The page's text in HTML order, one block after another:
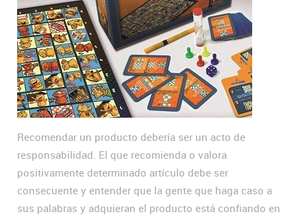
Recomendar un producto debería ser un acto de
responsabilidad. El que recomienda o valora
positivamente determinado artículo debe ser
consecuente y entender que la gente que haga caso a
sus palabras y adquieran el producto está confiando en